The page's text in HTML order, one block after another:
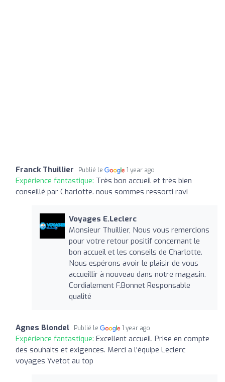
Franck Thuillier Publié le 1 year ago
Expérience fantastique: Très bon accueil et très bien
conseillé par Charlotte. nous sommes ressorti ravi
Voyages E.Leclerc
Monsieur Thuillier, Nous vous remercions
pour votre retour positif concernant le
bon accueil et les conseils de Charlotte.
Nous espérons avoir le plaisir de vous
accueillir à nouveau dans notre magasin.
Cordialement F.Bonnet Responsable
qualité
Agnes Blondel Publié le 1 year ago
Expérience fantastique: Excellent accueil. Prise en compte
des souhaits et exigences. Merci a l'équipe Leclerc
voyages Yvetot au top